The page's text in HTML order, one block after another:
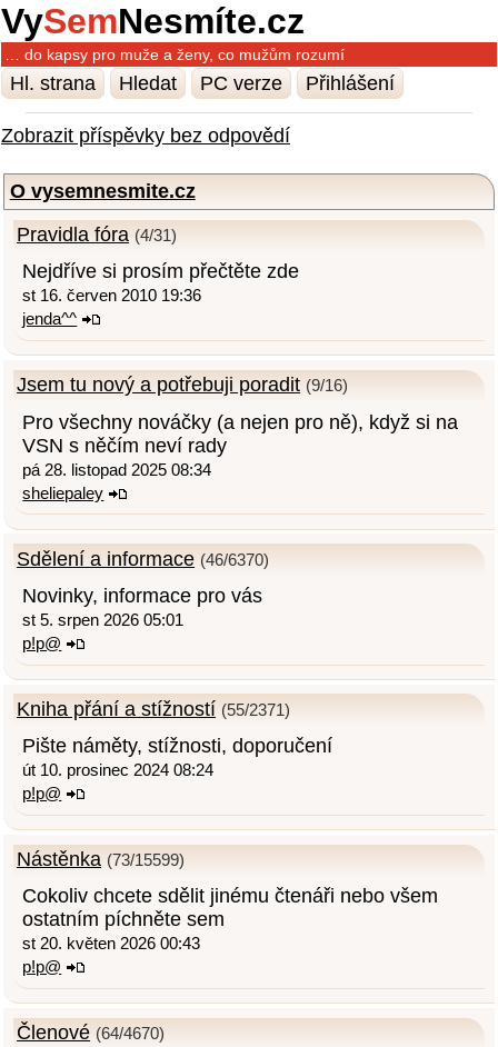
VySemNesmíte.cz
… do kapsy pro muže a ženy, co mužům rozumí
Hl. strana Hledat PC verze Přihlášení
Zobrazit příspěvky bez odpovědí
O vysemnesmite.cz
Pravidla fóra (4/31)
Nejdříve si prosím přečtěte zde
st 16. červen 2010 19:36
jenda^^
Jsem tu nový a potřebuji poradit (9/16)
Pro všechny nováčky (a nejen pro ně), když si na
VSN s něčím neví rady
pá 28. listopad 2025 08:34
sheliepaley
Sdělení a informace (46/6370)
Novinky, informace pro vás
st 5. srpen 2026 05:01
p!p@
Kniha přání a stížností (55/2371)
Pište náměty, stížnosti, doporučení
út 10. prosinec 2024 08:24
p!p@
Nástěnka (73/15599)
Cokoliv chcete sdělit jinému čtenáři nebo všem
ostatním píchněte sem
st 20. květen 2026 00:43
p!p@
Členové (64/4670)